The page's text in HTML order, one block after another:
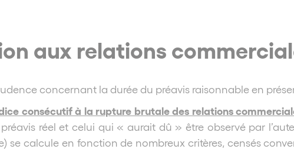
aux relations
concernant la durée du préavis raisonnable en
consécutif à la rupture brutale des relations
réel et celui qui « aurait dû » être observé par
se calcule en fonction de nombreux critères, censés